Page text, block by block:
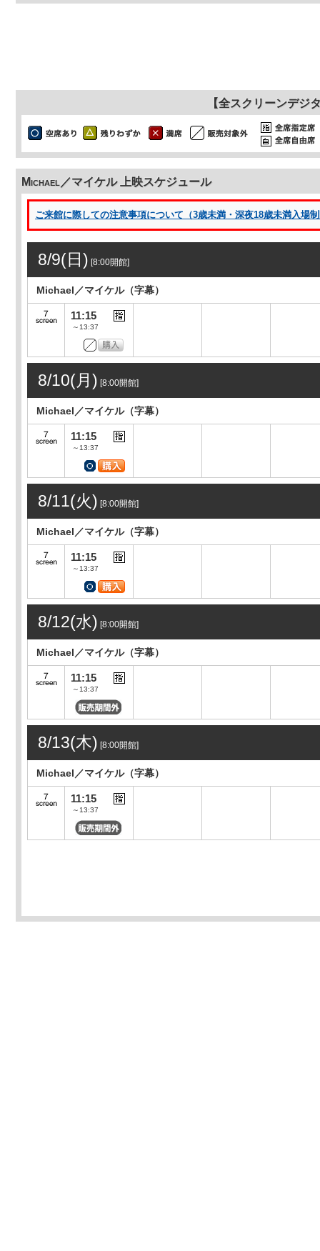
【全スクリーンデジ
Michael／マイケル 上映スケジュール
ご来館に際しての注意事項について（3歳未満・深夜18歳未満入場
8/9(日) [8:00開館]
Michael／マイケル（字幕）
11:15
～13:37
8/10(月) [8:00開館]
Michael／マイケル（字幕）
11:15
～13:37
8/11(火) [8:00開館]
Michael／マイケル（字幕）
11:15
～13:37
8/12(水) [8:00開館]
Michael／マイケル（字幕）
11:15
～13:37
8/13(木) [8:00開館]
Michael／マイケル（字幕）
11:15
～13:37